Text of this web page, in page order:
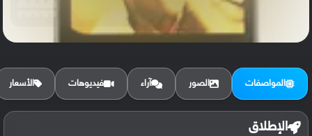
الكاميرا الأساسية:
المواصفات الصور آراء فيديوهات الأسعار
الإطلاق